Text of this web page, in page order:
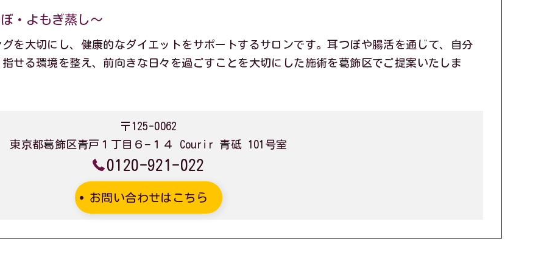
・よもぎ蒸し～
を大切にし、健康的なダイエットをサポートするサロンです。耳つぼや腸活を通じて、自分
指せる環境を整え、前向きな日々を過ごすことを大切にした施術を葛飾区でご提案いたしま
〒125-0062
東京都葛飾区青戸１丁目６−１４ Courir 青砥 101号室
0120-921-022
お問い合わせはこちら